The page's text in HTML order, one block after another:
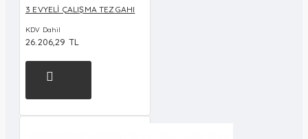
3 EVYELİ ÇALIŞMA TEZGAHI
KDV Dahil
26.206,29 TL